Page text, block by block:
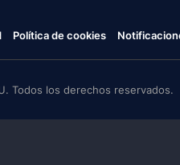
Política de cookies
Todos los derechos reservados.